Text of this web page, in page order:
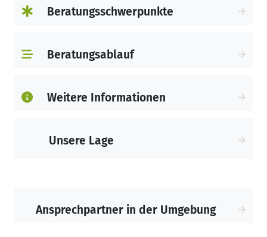
Beratungsschwerpunkte
Beratungsablauf
Weitere Informationen
Unsere Lage
Ansprechpartner in der Umgebung